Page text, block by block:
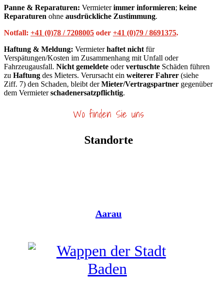
Panne & Reparaturen: Vermieterimmer informieren; keine
Reparaturen ohne ausdrückliche Zustimmung.
Notfall: +41 (0)78 / 7208005 oder +41 (0)79 / 8691375.
Haftung & Meldung: Vermieterhaftet nicht für
Verspätungen/Kosten im Zusammenhang mit Unfall oder
Fahrzeugausfall. Nicht gemeldete odervertuschte Schäden führen
zu Haftung des Mieters. Verursacht ein weiterer Fahrer (siehe
Ziff. 7) den Schaden, bleibt derMieter/Vertragspartner gegenüber
dem Vermieterschadenersatzpflichtig.
Wo finden Sie uns
Standorte
Aarau